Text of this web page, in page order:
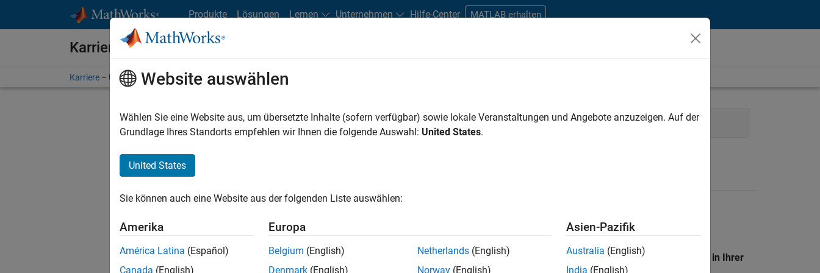
Produkte Lösungen Lernen Unternehmen Hilfe-Center MATLAB erhalten
Karriere bei MathWorks
Karriere – Übersicht Stellensuche Niederlassungen Studierende und Berufseinsteiger
FILTER: Commercial Sales Kundenerfolg Technical Sales Engineering
Es wurden nicht alle Stellen übersetzt. Filtern Sie nach einem bestimmten Standort, um alle Stellenangebote in Ihrer
Website auswählen
Wählen Sie eine Website aus, um übersetzte Inhalte (sofern verfügbar) sowie lokale Veranstaltungen und Angebote anzuzeigen. Auf der
Grundlage Ihres Standorts empfehlen wir Ihnen die folgende Auswahl: United States.
United States
Sie können auch eine Website aus der folgenden Liste auswählen:
Amerika
América Latina (Español)
Canada (English)
Europa
Belgium (English)
Denmark (English)
Netherlands (English)
Norway (English)
Asien-Pazifik
Australia (English)
India (English)